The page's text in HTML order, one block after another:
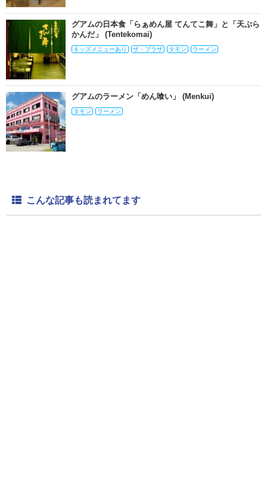
グアムの日本食「らぁめん屋 てんてこ舞」と「天ぷら
かんだ」 (Tentekomai)
キッズメニューあり ザ・プラザ タモン ラーメン
グアムのラーメン「めん喰い」 (Menkui)
タモン ラーメン
こんな記事も読まれてます